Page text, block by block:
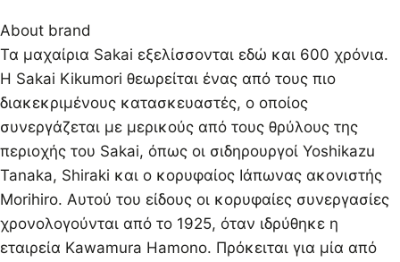
About brand
Τα μαχαίρια Sakai εξελίσσονται εδώ και 600 χρόνια.
Η Sakai Kikumori θεωρείται ένας από τους πιο
διακεκριμένους κατασκευαστές, ο οποίος
συνεργάζεται με μερικούς από τους θρύλους της
περιοχής του Sakai, όπως οι σιδηρουργοί Yoshikazu
Tanaka, Shiraki και ο κορυφαίος Ιάπωνας ακονιστής
Morihiro. Αυτού του είδους οι κορυφαίες συνεργασίες
χρονολογούνται από το 1925, όταν ιδρύθηκε η
εταιρεία Kawamura Hamono. Πρόκειται για μία από